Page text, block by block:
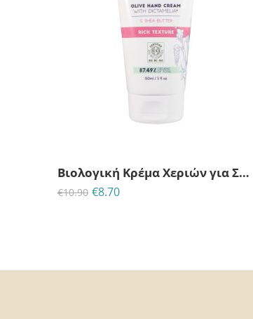
Βιολογική Κρέμα Χεριών για Σκασμένη Επιδερμίδα – Rich Texture
€10.90 €8.70